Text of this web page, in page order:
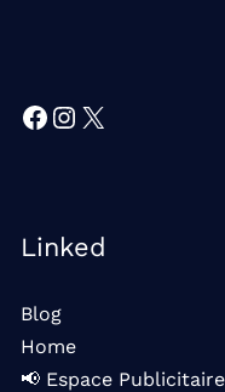
Facebook
Instagram
X
Linked
Blog
Home
📢 Espace Publicitaire